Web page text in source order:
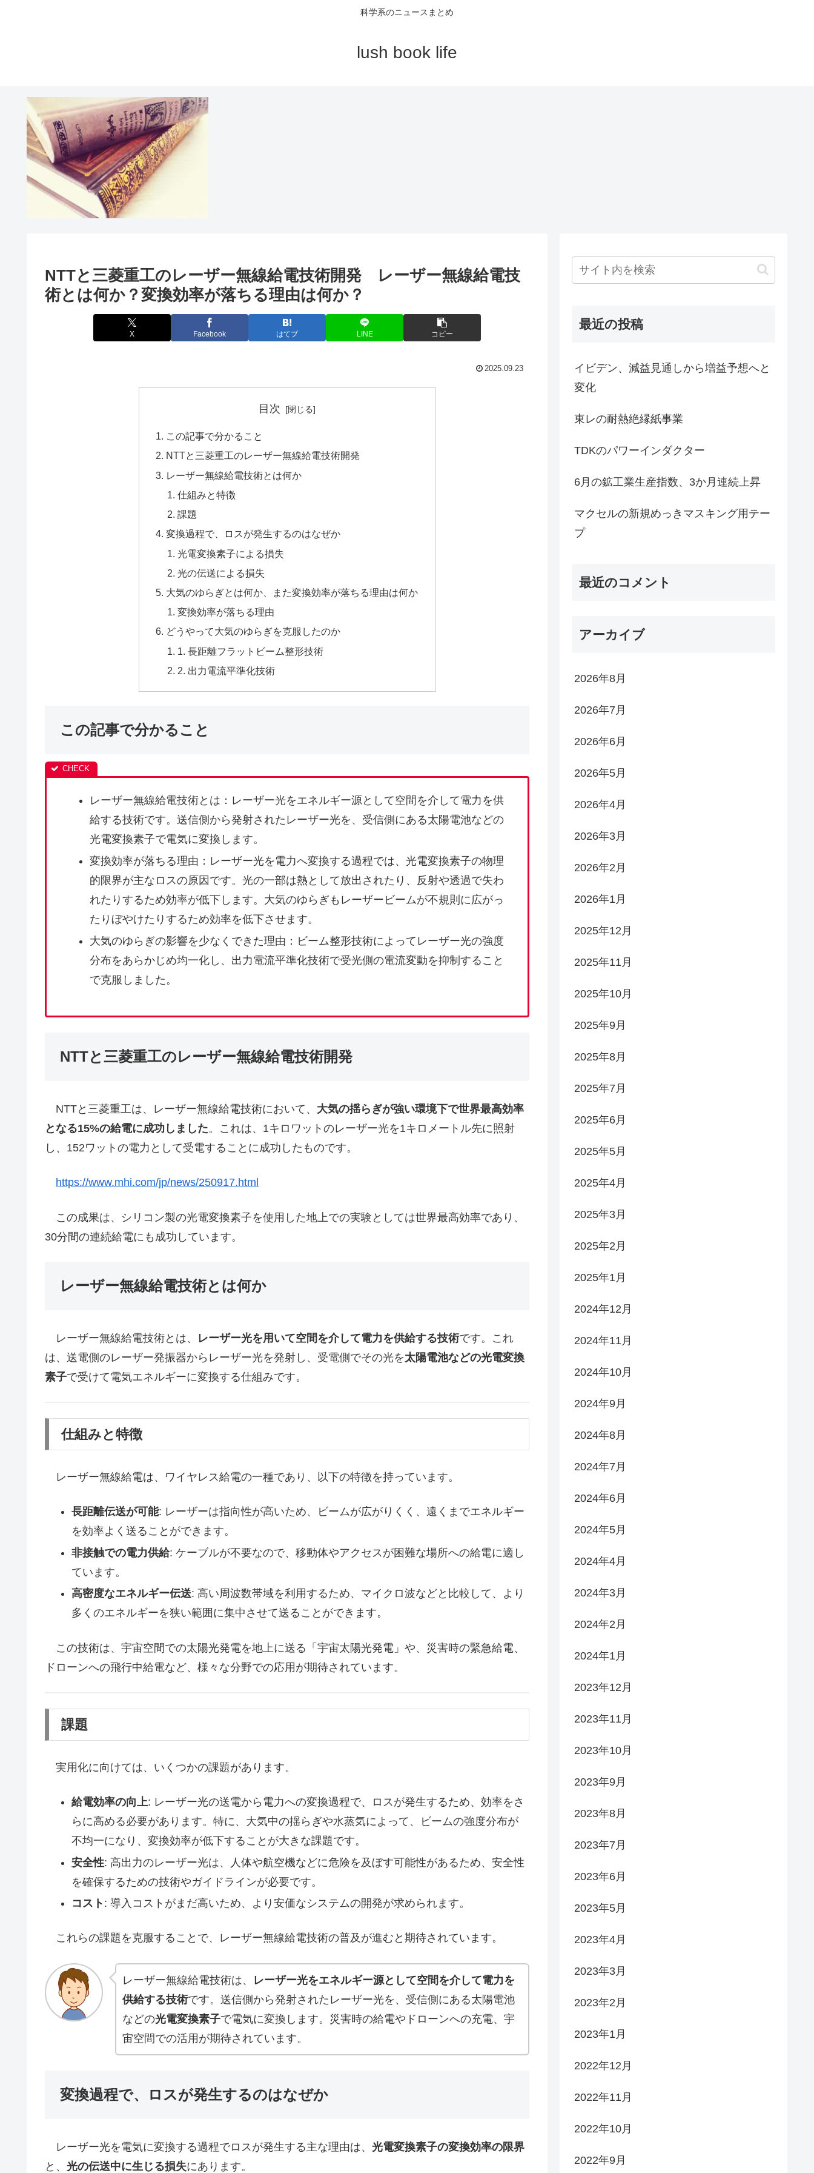
科学系のニュースまとめ
lush book life
NTTと三菱重工のレーザー無線給電技術開発 レーザー無線給電技
術とは何か？変換効率が落ちる理由は何か？
X Facebook はてブ LINE コピー
2025.09.23
目次
この記事で分かること
NTTと三菱重工のレーザー無線給電技術開発
レーザー無線給電技術とは何か
仕組みと特徴
課題
変換過程で、ロスが発生するのはなぜか
光電変換素子による損失
光の伝送による損失
大気のゆらぎとは何か、また変換効率が落ちる理由は何か
変換効率が落ちる理由
どうやって大気のゆらぎを克服したのか
1. 長距離フラットビーム整形技術
2. 出力電流平準化技術
この記事で分かること
レーザー無線給電技術とは：レーザー光をエネルギー源として空間を介して電力を供
給する技術です。送信側から発射されたレーザー光を、受信側にある太陽電池などの
光電変換素子で電気に変換します。
変換効率が落ちる理由：レーザー光を電力へ変換する過程では、光電変換素子の物理
的限界が主なロスの原因です。光の一部は熱として放出されたり、反射や透過で失わ
れたりするため効率が低下します。大気のゆらぎもレーザービームが不規則に広がっ
たりぼやけたりするため効率を低下させます。
大気のゆらぎの影響を少なくできた理由：ビーム整形技術によってレーザー光の強度
分布をあらかじめ均一化し、出力電流平準化技術で受光側の電流変動を抑制すること
で克服しました。
NTTと三菱重工のレーザー無線給電技術開発
NTTと三菱重工は、レーザー無線給電技術において、 大気の揺らぎが強い環境下で世界最高効率
となる15%の給電に成功しました。これは、1キロワットのレーザー光を1キロメートル先に照射
し、152ワットの電力として受電することに成功したものです。
https://www.mhi.com/jp/news/250917.html
この成果は、シリコン製の光電変換素子を使用した地上での実験としては世界最高効率であり、
30分間の連続給電にも成功しています。
レーザー無線給電技術とは何か
レーザー無線給電技術とは、 レーザー光を用いて空間を介して電力を供給する技術です。これ
は、送電側のレーザー発振器からレーザー光を発射し、受電側でその光を太陽電池などの光電変換
素子で受けて電気エネルギーに変換する仕組みです。
仕組みと特徴
レーザー無線給電は、ワイヤレス給電の一種であり、以下の特徴を持っています。
長距離伝送が可能: レーザーは指向性が高いため、ビームが広がりくく、遠くまでエネルギー
を効率よく送ることができます。
非接触での電力供給: ケーブルが不要なので、移動体やアクセスが困難な場所への給電に適し
ています。
高密度なエネルギー伝送: 高い周波数帯域を利用するため、マイクロ波などと比較して、より
多くのエネルギーを狭い範囲に集中させて送ることができます。
この技術は、宇宙空間での太陽光発電を地上に送る「宇宙太陽光発電」や、災害時の緊急給電、
ドローンへの飛行中給電など、様々な分野での応用が期待されています。
課題
実用化に向けては、いくつかの課題があります。
給電効率の向上: レーザー光の送電から電力への変換過程で、ロスが発生するため、効率をさ
らに高める必要があります。特に、大気中の揺らぎや水蒸気によって、ビームの強度分布が
不均一になり、変換効率が低下することが大きな課題です。
安全性: 高出力のレーザー光は、人体や航空機などに危険を及ぼす可能性があるため、安全性
を確保するための技術やガイドラインが必要です。
コスト : 導入コストがまだ高いため、より安価なシステムの開発が求められます。
これらの課題を克服することで、レーザー無線給電技術の普及が進むと期待されています。
レーザー無線給電技術は、 レーザー光をエネルギー源として空間を介して電力を
供給する技術です。送信側から発射されたレーザー光を、受信側にある太陽電池
などの光電変換素子で電気に変換します。災害時の給電やドローンへの充電、宇
宙空間での活用が期待されています。
変換過程で、ロスが発生するのはなぜか
レーザー光を電気に変換する過程でロスが発生する主な理由は、 光電変換素子の変換効率の限界
と、 光の伝送中に生じる損失にあります。
最近の投稿
イビデン、減益見通しから増益予想へと
変化
東レの耐熱絶縁紙事業
TDKのパワーインダクター
6月の鉱工業生産指数、3か月連続上昇
マクセルの新規めっきマスキング用テー
プ
最近のコメント
アーカイブ
2026年8月
2026年7月
2026年6月
2026年5月
2026年4月
2026年3月
2026年2月
2026年1月
2025年12月
2025年11月
2025年10月
2025年9月
2025年8月
2025年7月
2025年6月
2025年5月
2025年4月
2025年3月
2025年2月
2025年1月
2024年12月
2024年11月
2024年10月
2024年9月
2024年8月
2024年7月
2024年6月
2024年5月
2024年4月
2024年3月
2024年2月
2024年1月
2023年12月
2023年11月
2023年10月
2023年9月
2023年8月
2023年7月
2023年6月
2023年5月
2023年4月
2023年3月
2023年2月
2023年1月
2022年12月
2022年11月
2022年10月
2022年9月